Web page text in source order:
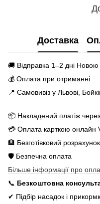
Доставка
🚚 Відправка 1–2 дні
💰 Оплата при отриманні
📍 Самовивіз у Львові,
📦 Накладений платіж
💳 Оплата карткою онлайн
🏦 Безготівковий розрахунок
🛡️ Безпечна оплата
Більше інформації про
📞 Безкоштовна
✔ Підбір насадок і